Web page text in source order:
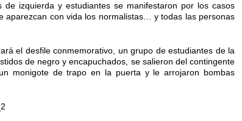
de izquierda y estudiantes se manifestaron por los casos
aparezcan con vida los normalistas… y todas las personas
el desfile conmemorativo, un grupo de estudiantes de la
de negro y encapuchados, se salieron del contingente
monigote de trapo en la puerta y le arrojaron bombas